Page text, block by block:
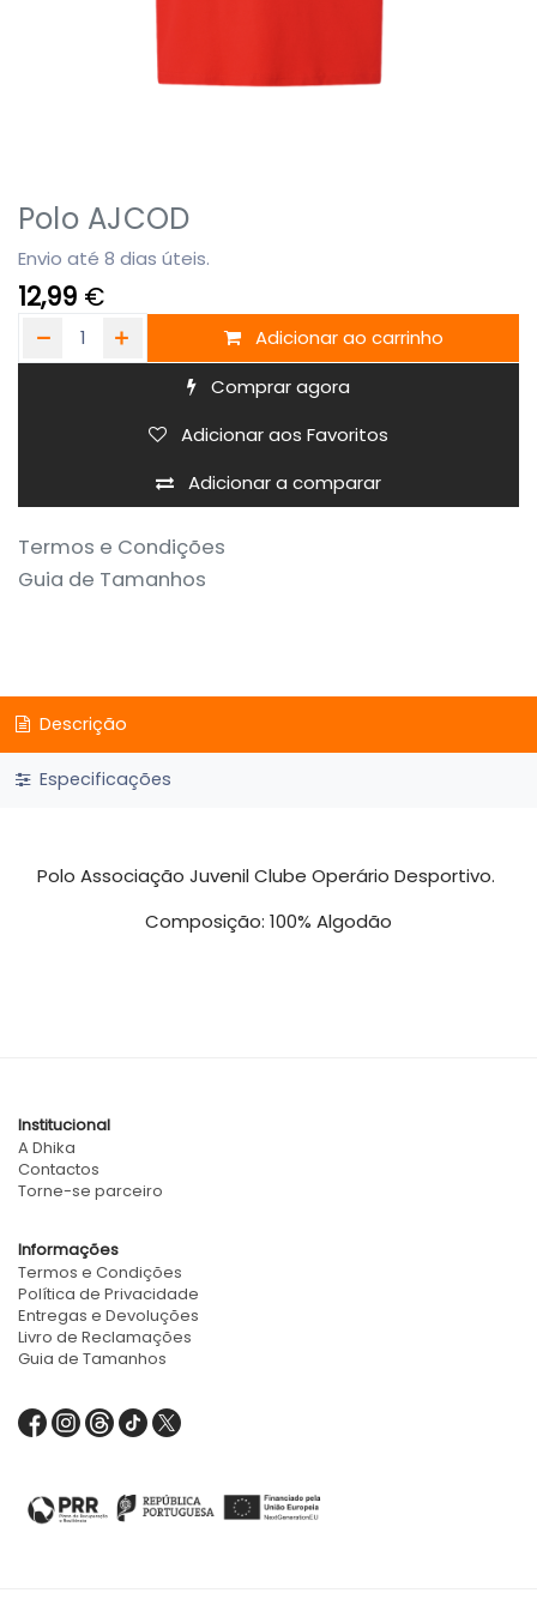
Polo AJCOD
Envio até 8 dias úteis.
12,99 €
Adicionar ao carrinho
Comprar agora
Adicionar a comparar
Adicionar aos Favoritos
Termos e Condições
Guia de Tamanhos
Descrição
Especificações
Polo Associação Juvenil Clube Operário Desportivo.
Composição: 100% Algodão
Institucional
A Dhika
Contactos
Torne-se parceiro
Informações
Termos e Condições
Política de Privacidade
Entregas e Devoluções
Livro de Reclamações
Guia de Tamanhos